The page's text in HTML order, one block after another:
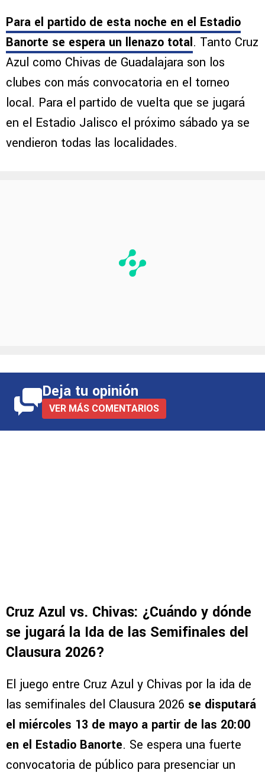
Para el partido de esta noche en el Estadio
Banorte se espera un llenazo total. Tanto Cruz
Azul como Chivas de Guadalajara son los
clubes con más convocatoria en el torneo
local. Para el partido de vuelta que se jugará
en el Estadio Jalisco el próximo sábado ya se
vendieron todas las localidades.
Deja tu opinión
VER MÁS COMENTARIOS
Cruz Azul vs. Chivas: ¿Cuándo y dónde
se jugará la Ida de las Semifinales del
Clausura 2026?
El juego entre Cruz Azul y Chivas por la ida de
las semifinales del Clausura 2026 se disputará
el miércoles 13 de mayo a partir de las 20:00
en el Estadio Banorte. Se espera una fuerte
convocatoria de público para presenciar un